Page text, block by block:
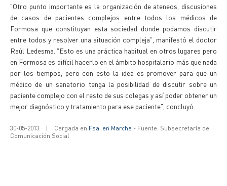
"Otro punto importante es la organización de ateneos, discusiones
de casos de pacientes complejos entre todos los médicos de
Formosa que constituyan esta sociedad donde podamos discutir
entre todos y resolver una situación compleja", manifestó el doctor
Raúl Ledesma. "Esto es una práctica habitual en otros lugares pero
en Formosa es difícil hacerlo en el ámbito hospitalario más que nada
por los tiempos, pero con esto la idea es promover para que un
médico de un sanatorio tenga la posibilidad de discutir sobre un
paciente complejo con el resto de sus colegas y así poder obtener un
mejor diagnóstico y tratamiento para ese paciente", concluyó.
30-05-2013 | Cargada en Fsa. en Marcha - Fuente: Subsecretaría de
Comunicación Social